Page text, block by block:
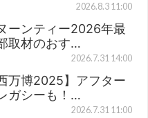
2026.8.3 11:00
ーンティー2026年最
取材のおす…
2026.7.31 14:00
万博2025】アフター
ガシーも！…
2026.7.31 11:00